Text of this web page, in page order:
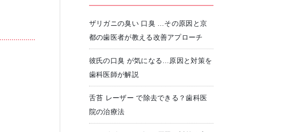
一般歯科・小児歯科 予防歯科・クリーニング
ザリガニの臭い 口臭 …その原因と京
都の歯医者が教える改善アプローチ
彼氏の口臭 が気になる…原因と対策を
歯科医師が解説
舌苔 レーザー で除去できる？歯科医
院の治療法